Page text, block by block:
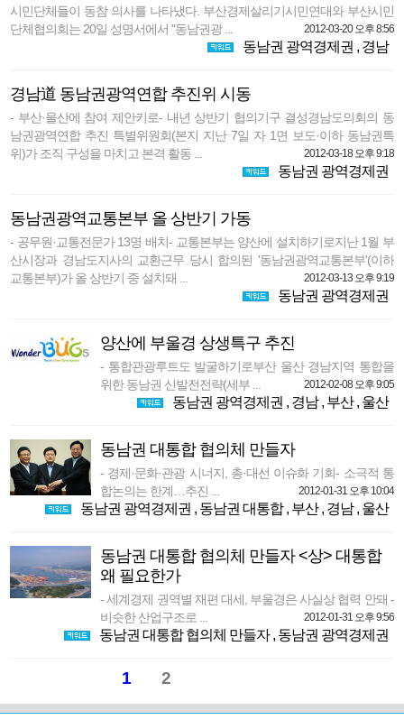
시민단체들이 동참 의사를 나타냈다. 부산경제살리기시민연대와 부산시민
단체협의회는 20일 성명서에서 "동남권광 ...
2012-03-20 오후 8:56
동남권 광역경제권 , 경남
경남道 동남권광역연합 추진위 시동
- 부산·울산에 참여 제안키로- 내년 상반기 협의기구 결성경남도의회의 동
남권광역연합 추진 특별위원회(본지 지난 7일 자 1면 보도·이하 동남권특
위)가 조직 구성을 마치고 본격 활동 ...
2012-03-18 오후 9:18
동남권 광역경제권
동남권광역교통본부 올 상반기 가동
- 공무원·교통전문가 13명 배치- 교통본부는 양산에 설치하기로지난 1월 부
산시장과 경남도지사의 교환근무 당시 합의된 '동남권광역교통본부'(이하
교통본부)가 올 상반기 중 설치돼 ...
2012-03-13 오후 9:19
동남권 광역경제권
양산에 부울경 상생특구 추진
- 통합관광루트도 발굴하기로부산 울산 경남지역 통합을
위한 동남권 신발전전략(세부 ...
2012-02-08 오후 9:05
동남권 광역경제권 , 경남, 부산, 울산
동남권 대통합 협의체 만들자
- 경제·문화·관광 시너지, 총·대선 이슈화 기회- 소극적 통
합논의는 한계…추진 ...
2012-01-31 오후 10:04
동남권 광역경제권 , 동남권 대통합, 부산, 경남, 울산
동남권 대통합 협의체 만들자 <상> 대통합
왜 필요한가
- 세계경제 권역별 재편 대세, 부울경은 사실상 협력 안돼 -
비슷한 산업구조로 ...
2012-01-31 오후 9:56
동남권 대통합 협의체 만들자, 동남권 광역경제권
1 2